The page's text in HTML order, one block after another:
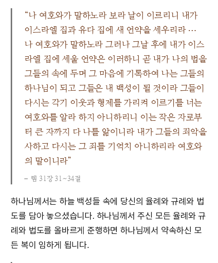
“나 여호와가 말하노라 보라 날이 이르리니 내가
이스라엘 집과 유다 집에 새 언약을 세우리라 ⋯
나 여호와가 말하노라 그러나 그날 후에 내가 이스
라엘 집에 세울 언약은 이러하니 곧 내가 나의 법을
그들의 속에 두며 그 마음에 기록하여 나는 그들의
하나님이 되고 그들은 내 백성이 될 것이라 그들이
다시는 각기 이웃과 형제를 가리켜 이르기를 너는
여호와를 알라 하지 아니하리니 이는 작은 자로부
터 큰 자까지 다 나를 앎이니라 내가 그들의 죄악을
사하고 다시는 그 죄를 기억치 아니하리라 여호와
의 말이니라”
렘 31장 31~34절
하나님께서는 하늘 백성들 속에 당신의 율례와 규례와 법
도를 담아 놓으셨습니다. 하나님께서 주신 모든 율례와 규
례와 법도를 올바르게 준행하면 하나님께서 약속하신 모
든 복이 임하게 됩니다.